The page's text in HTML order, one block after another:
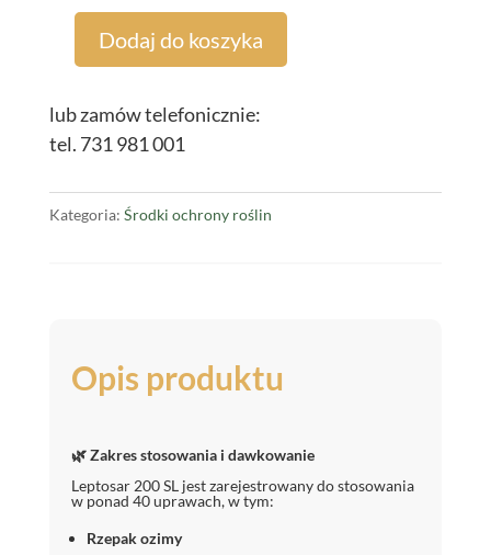
200
SL
Dodaj do koszyka
lub zamów telefonicznie:
tel. 731 981 001
Kategoria: Środki ochrony roślin
Opis produktu
🌿 Zakres stosowania i dawkowanie
Leptosar 200 SL jest zarejestrowany do stosowania
w ponad 40 uprawach, w tym:
Rzepak ozimy